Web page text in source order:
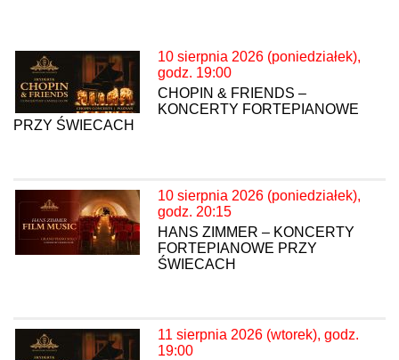
10 sierpnia 2026 (poniedziałek),
godz. 19:00
CHOPIN & FRIENDS –
KONCERTY FORTEPIANOWE
PRZY ŚWIECACH
10 sierpnia 2026 (poniedziałek),
godz. 20:15
HANS ZIMMER – KONCERTY
FORTEPIANOWE PRZY
ŚWIECACH
11 sierpnia 2026 (wtorek), godz.
19:00